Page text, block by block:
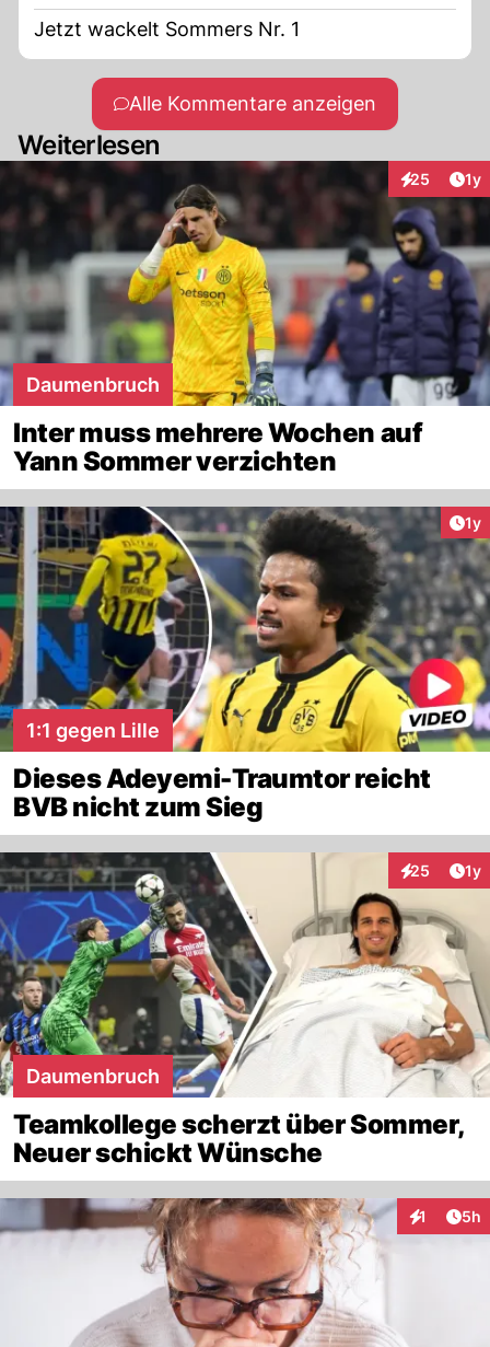
Jetzt wackelt Sommers Nr. 1
Alle Kommentare anzeigen
Weiterlesen
25 1y
Daumenbruch
Inter muss mehrere Wochen auf
Yann Sommer verzichten
1y
1:1 gegen Lille
Dieses Adeyemi-Traumtor reicht
BVB nicht zum Sieg
25 1y
Daumenbruch
Teamkollege scherzt über Sommer,
Neuer schickt Wünsche
1 5h